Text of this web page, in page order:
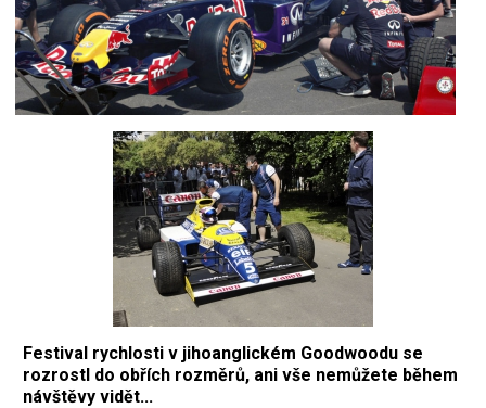
Festival rychlosti v jihoanglickém Goodwoodu se
rozrostl do obřích rozměrů, ani vše nemůžete během
návštěvy vidět...